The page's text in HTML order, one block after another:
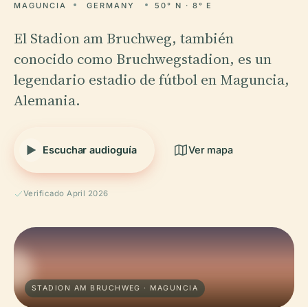
MAGUNCIA GERMANY 50° N · 8° E
El Stadion am Bruchweg, también
conocido como Bruchwegstadion, es un
legendario estadio de fútbol en Maguncia,
Alemania.
Escuchar audioguía Ver mapa
Verificado April 2026
STADION AM BRUCHWEG · MAGUNCIA